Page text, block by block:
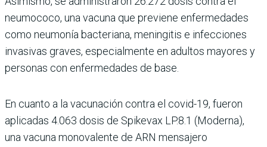
neumococo, una vacuna que previene enfermedades
como neumonía bacteriana, menin­gitis e infecciones
invasivas graves, especialmente en adultos mayores y
personas con enfermedades de base.
En cuanto a la vacunación contra el covid-19, fueron
aplicadas 4.063 dosis de Spikevax LP.8.1 (Moderna),
una vacuna monovalente de ARN mensajero